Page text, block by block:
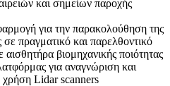
και σημείων παροχής
για την παρακολούθηση της
πραγματικό και παρελθοντικό
βιομηχανικής ποιότητας
για αναγνώριση και
χρήση Lidar scanners